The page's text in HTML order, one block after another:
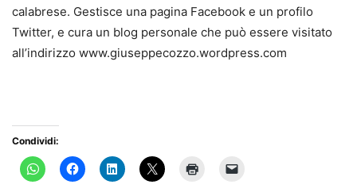
calabrese. Gestisce una pagina Facebook e un profilo
Twitter, e cura un blog personale che può essere visitato
all’indirizzo www.giuseppecozzo.wordpress.com
Condividi: